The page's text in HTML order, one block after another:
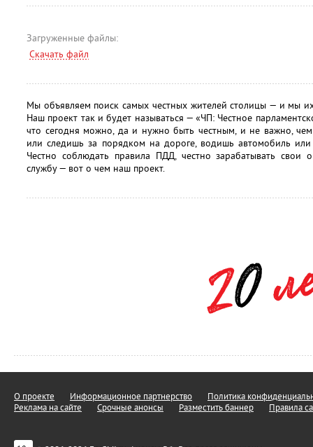
Загруженные файлы:
Скачать файл
Мы объявляем поиск самых честных жителей столицы — и мы
Наш проект так и будет называться — «ЧП: Честное
что сегодня можно, да и нужно быть честным, и не важно,
или следишь за порядком на дороге, водишь автомобиль
Честно соблюдать правила ПДД, честно зарабатывать свои
службу — вот о чем наш проект.
О проекте Информационное партнерство
Политика
Реклама на сайте
Срочные анонсы Разместить баннер Правила